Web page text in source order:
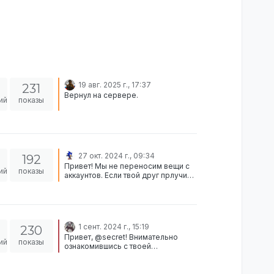
231
показы
19 авг. 2025 г., 17:37
Вернул на сервере.
192
показы
27 окт. 2024 г., 09:34
Привет! Мы не переносим вещи с
аккаунтов. Если твой друг прлучил
230
показы
1 сент. 2024 г., 15:19
Привет, @secret! Внимательно
ознакомившись с твоей